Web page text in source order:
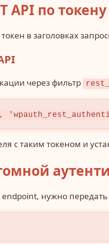
API по токену
в заголовках
через фильтр
с таким токеном и
нужно передать